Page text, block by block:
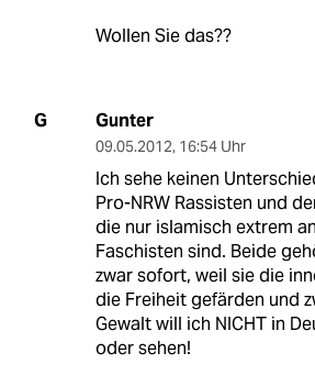
Wollen Sie das??
G Gunter
09.05.2012, 16:54 Uhr
Ich sehe keinen
Pro-NRW Rassisten und
die nur islamisch extrem
Faschisten sind. Beide
zwar sofort, weil sie die
die Freiheit gefärden und
Gewalt will ich NICHT in
oder sehen!